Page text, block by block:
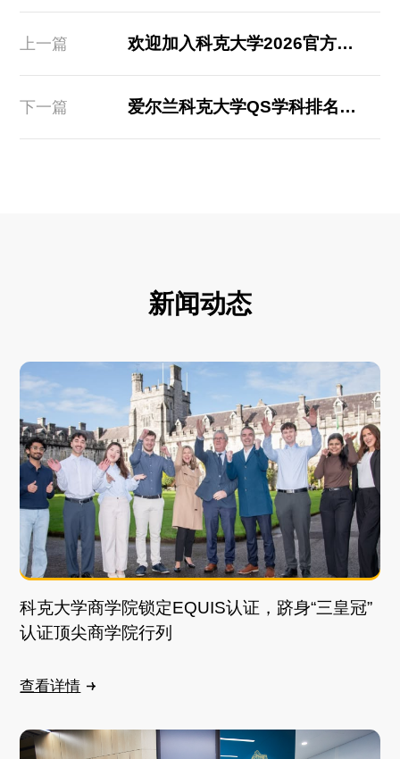
上一篇 欢迎加入科克大学2026官方新生群
下一篇 爱尔兰科克大学QS学科排名世界25位与世界前100位
新闻动态
科克大学商学院锁定EQUIS认证，跻身“三皇冠”
认证顶尖商学院行列
查看详情